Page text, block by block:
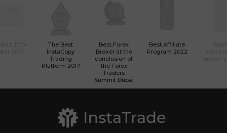
The Best
InstaCopy
Trading
Platform 2017
Best Forex
Broker at the
conclusion of
the Forex
Traders
Summit Dubai
Best Affiliate
Program 2022